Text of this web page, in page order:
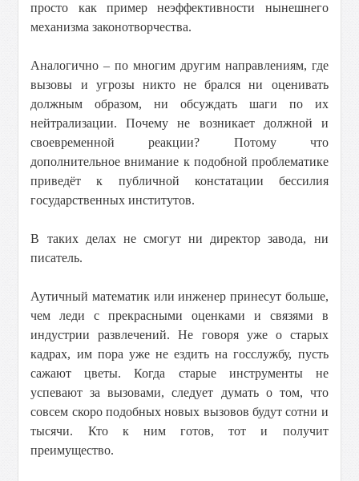
просто как пример неэффективности нынешнего
механизма законотворчества.
Аналогично – по многим другим направлениям, где
вызовы и угрозы никто не брался ни оценивать
должным образом, ни обсуждать шаги по их
нейтрализации. Почему не возникает должной и
своевременной реакции? Потому что
дополнительное внимание к подобной проблематике
приведёт к публичной констатации бессилия
государственных институтов.
В таких делах не смогут ни директор завода, ни
писатель.
Аутичный математик или инженер принесут больше,
чем леди с прекрасными оценками и связями в
индустрии развлечений. Не говоря уже о старых
кадрах, им пора уже не ездить на госслужбу, пусть
сажают цветы. Когда старые инструменты не
успевают за вызовами, следует думать о том, что
совсем скоро подобных новых вызовов будут сотни и
тысячи. Кто к ним готов, тот и получит
преимущество.